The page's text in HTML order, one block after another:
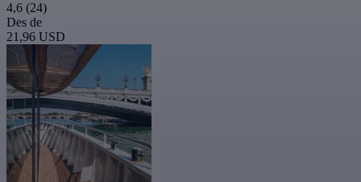
4,6 (24)
Des de
21,96 USD